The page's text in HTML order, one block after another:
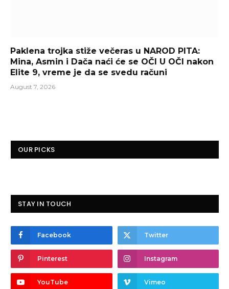
Paklena trojka stiže večeras u NAROD PITA:
Mina, Asmin i Dača naći će se OČI U OČI nakon
Elite 9, vreme je da se svedu računi
August 7, 2026
OUR PICKS
STAY IN TOUCH
Facebook Twitter
Pinterest Instagram
YouTube Vimeo